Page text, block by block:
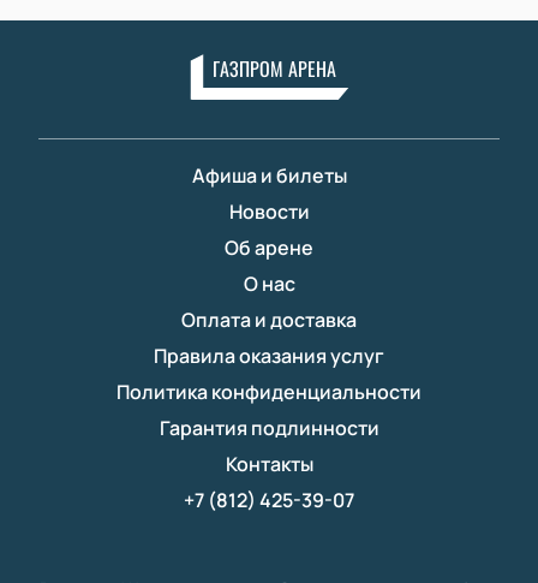
ГАЗПРОМ АРЕНА
Афиша и билеты
Новости
Об арене
О нас
Оплата и доставка
Правила оказания услуг
Политика конфиденциальности
Гарантия подлинности
Контакты
+7 (812) 425-39-07